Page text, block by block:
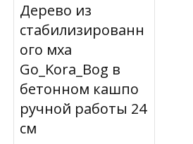
Дерево из
стабилизированн
ого мха
Go_Kora_Bog в
бетонном кашпо
ручной работы 24
см